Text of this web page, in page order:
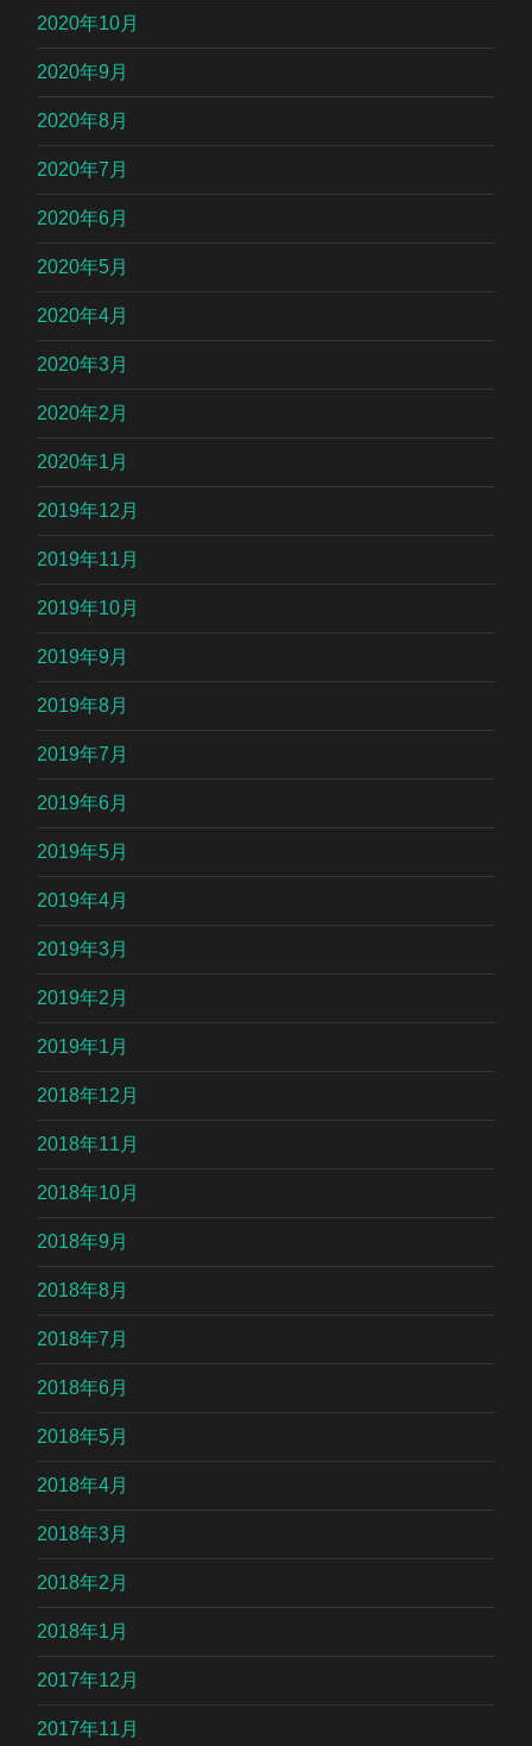
2020年10月
2020年9月
2020年8月
2020年7月
2020年6月
2020年5月
2020年4月
2020年3月
2020年2月
2020年1月
2019年12月
2019年11月
2019年10月
2019年9月
2019年8月
2019年7月
2019年6月
2019年5月
2019年4月
2019年3月
2019年2月
2019年1月
2018年12月
2018年11月
2018年10月
2018年9月
2018年8月
2018年7月
2018年6月
2018年5月
2018年4月
2018年3月
2018年2月
2018年1月
2017年12月
2017年11月